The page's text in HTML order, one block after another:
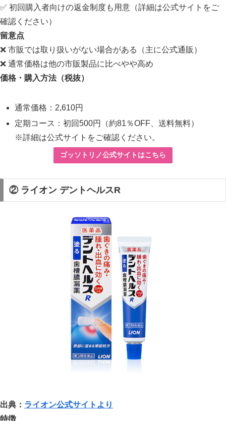
✅ 初回購入者向けの返金制度も用意（詳細は公式サイトをご
確認ください）
留意点
❌ 市販では取り扱いがない場合がある（主に公式通販）
❌ 通常価格は他の市販製品に比べやや高め
価格・購入方法（税抜）
通常価格：2,610円
定期コース：初回500円（約81％OFF、送料無料）
※詳細は公式サイトをご確認ください。
ゴッソトリノ公式サイトはこちら
② ライオン デントヘルスR
出典： ライオン公式サイトより
特徴